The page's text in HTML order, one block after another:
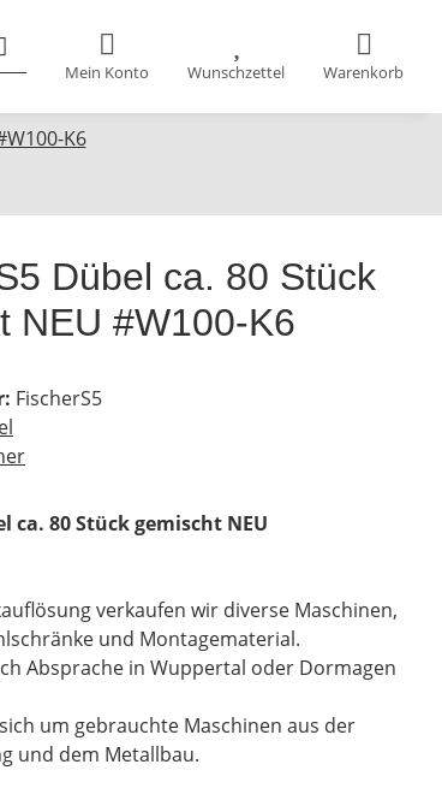
Mein Konto Wunschzettel Warenkorb
K6
Dübel ca. 80 Stück
NEU #W100-K6
FischerS5
ca. 80 Stück gemischt NEU
verkaufen wir diverse Maschinen,
und Montagematerial.
Absprache in Wuppertal oder Dormagen
um gebrauchte Maschinen aus der
und dem Metallbau.